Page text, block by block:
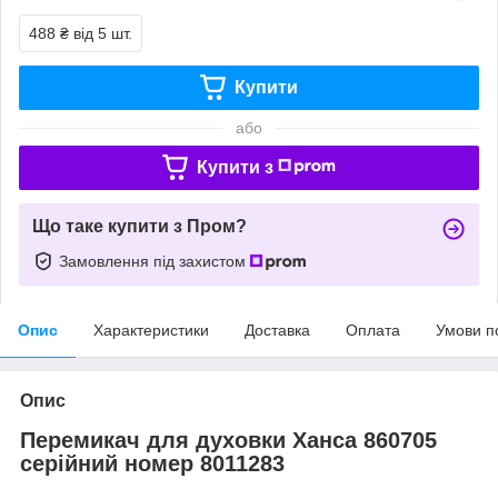
488 ₴ від 5 шт.
Купити
або
Купити з
Що таке купити з Пром?
Замовлення під захистом
Опис Характеристики Доставка Оплата Умови
Опис
Перемикач для духовки Ханса 860705
серійний номер 8011283